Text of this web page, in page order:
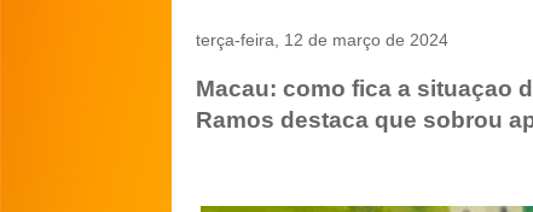
terça-feira, 12 de março de 2024
Macau: como fica a situaçao
Ramos destaca que sobrou